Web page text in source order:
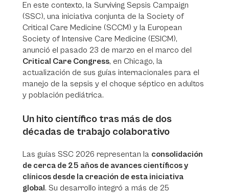
En este contexto, la Surviving Sepsis Campaign
(SSC), una iniciativa conjunta de la Society of
Critical Care Medicine (SCCM) y la European
Society of Intensive Care Medicine (ESICM),
anunció el pasado 23 de marzo en el marco del
Critical Care Congress, en Chicago, la
actualización de sus guías internacionales para el
manejo de la sepsis y el choque séptico en adultos
y población pediátrica.
Un hito científico tras más de dos
décadas de trabajo colaborativo
Las guías SSC 2026 representan la consolidación
de cerca de 25 años de avances científicos y
clínicos desde la creación de esta iniciativa
global. Su desarrollo integró a más de 25